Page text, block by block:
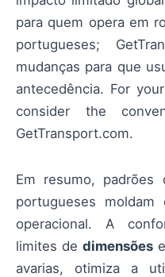
para quem opera em
portugueses;
mudanças para que
antecedência. For
consider the
GetTransport.com.
Em resumo, padrões
portugueses
operacional. A
limites de dimensões
avarias, otimiza a